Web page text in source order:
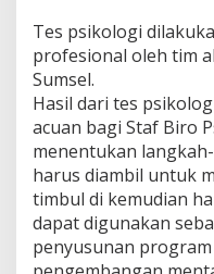
Tes psikologi
profesional oleh tim
Sumsel.
Hasil dari tes
acuan bagi Staf Biro
menentukan
harus diambil untuk
timbul di kemudian
dapat digunakan
penyusunan